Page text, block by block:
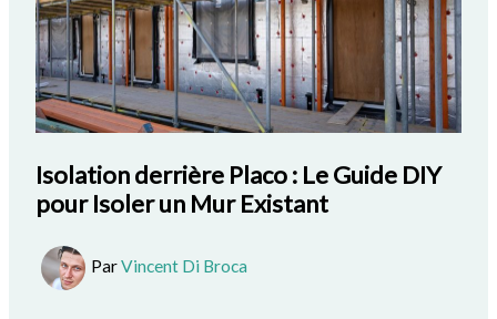
Isolation derrière Placo : Le Guide DIY
pour Isoler un Mur Existant
ParVincent Di Broca